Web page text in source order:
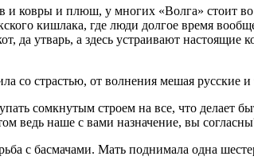
и ковры и плюш, у многих «Волга» стоит
кишлака, где люди долгое время
да утварь, а здесь устраивают настоящие
со страстью, от волнения мешая русские и
сомкнутым строем на все, что делает
ведь наше с вами назначение, вы
с басмачами. Мать поднимала одна